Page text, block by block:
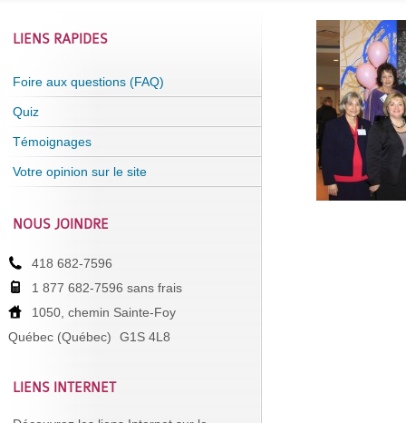
LIENS RAPIDES
Foire aux questions (FAQ)
Quiz
Témoignages
Votre opinion sur le site
NOUS JOINDRE
418 682-7596
1 877 682-7596 sans frais
1050, chemin Sainte-Foy
Québec (Québec)
G1S 4L8
LIENS INTERNET